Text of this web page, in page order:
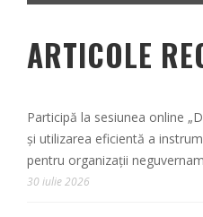
ARTICOLE
Participă la sesiunea online
și utilizarea eficientă a
pentru organizații
30 iulie 2026